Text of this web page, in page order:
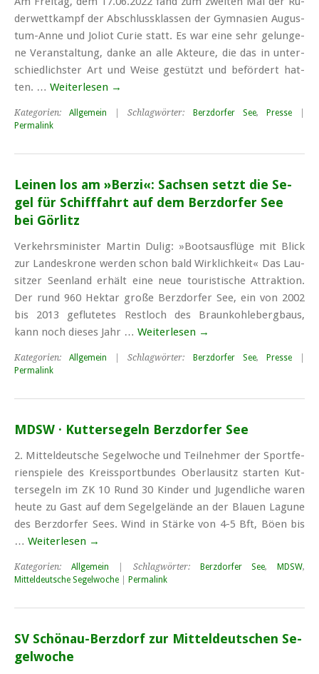
der­wett­kampf der Ab­schluss­klas­sen der Gym­na­si­en Au­gus­
tum-An­ne und Jo­li­ot Cu­rie statt. Es war ei­ne sehr ge­lun­ge­
ne Ver­an­stal­tung, dan­ke an al­le Ak­teu­re, die das in un­ter­
schied­lichs­ter Art und Wei­se ge­stützt und be­för­dert hat­
ten. … Weiterlesen →
Kategorien:Allgemein | Schlagwörter: Berzdorfer See, Presse|
Permalink
Lei­nen los am »Ber­zi«: Sach­sen setzt die Se­
gel für Schiff­fahrt auf dem Berz­dor­fer See
bei Gör­litz
Ver­kehrs­mi­nis­ter Mar­tin Du­lig: »Boots­aus­flü­ge mit Blick
zur Lan­des­kro­ne wer­den schon bald Wirk­lich­keit« Das Lau­
sit­zer Se­en­land er­hält ei­ne neue tou­ris­ti­sche At­trak­ti­on.
Der rund 960 Hekt­ar gro­ße Berz­dor­fer See, ein von 2002
bis 2013 ge­flu­te­tes Rest­loch des Braun­koh­le­berg­baus,
kann noch die­ses Jahr … Weiterlesen →
Kategorien:Allgemein | Schlagwörter: Berzdorfer See, Presse|
Permalink
MDSW · Kuttersegeln Berzdorfer See
2. Mit­tel­deut­sche Se­gel­wo­che und Teil­neh­mer der Sport­fe­
ri­en­spie­le des Kreis­sport­bun­des Ober­lau­sitz star­ten Kut­
ter­se­geln im ZK 10 Rund 30 Kin­der und Ju­gend­li­che wa­ren
heu­te zu Gast auf dem Se­gel­ge­län­de an der Blau­en La­gu­ne
des Berz­dor­fer Sees. Wind in Stär­ke von 4-5 Bft, Bö­en bis
… Weiterlesen →
Kategorien: Allgemein | Schlagwörter: Berzdorfer See, MDSW,
Mitteldeutsche Segelwoche
Permalink
SV Schö­nau-Berz­dorf zur Mit­tel­deut­schen Se­
gel­wo­che